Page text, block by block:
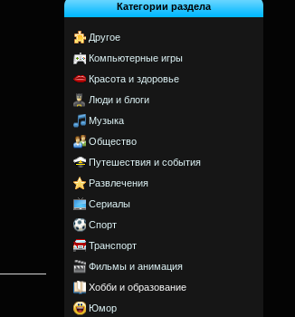
Категории раздела
Другое
Компьютерные игры
Красота и здоровье
Люди и блоги
Музыка
Общество
Путешествия и события
Развлечения
Сериалы
Спорт
Транспорт
Фильмы и анимация
Хобби и образование
Юмор